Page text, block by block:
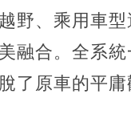
野、乘用車
融合。全系
了原車的平